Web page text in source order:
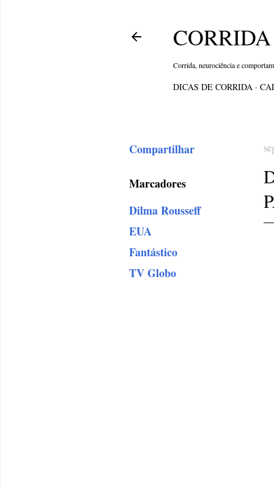
Corrida, neurociência e
DICAS DE CORRIDA
Compartilhar
Marcadores
Dilma Rousseff
EUA
Fantástico
TV Globo